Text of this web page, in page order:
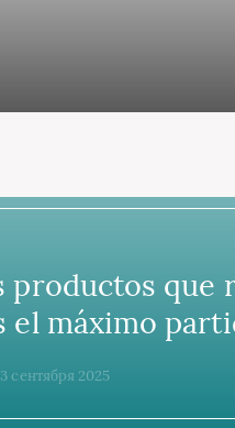
que
el máximo
сентября 2025